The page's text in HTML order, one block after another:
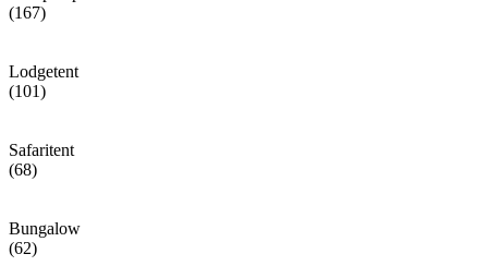
(167)
Lodgetent
(101)
Safaritent
(68)
Bungalow
(62)